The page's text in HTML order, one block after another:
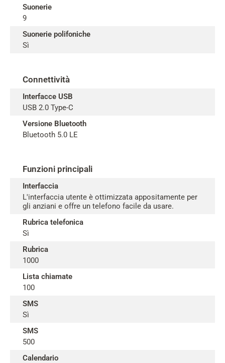
Suonerie
9
Suonerie polifoniche
Sì
Connettività
Interfacce USB
USB 2.0 Type-C
Versione Bluetooth
Bluetooth 5.0 LE
Funzioni principali
Interfaccia
L'interfaccia utente è ottimizzata appositamente per
gli anziani e offre un telefono facile da usare.
Rubrica telefonica
Sì
Rubrica
1000
Lista chiamate
100
SMS
Sì
SMS
500
Calendario